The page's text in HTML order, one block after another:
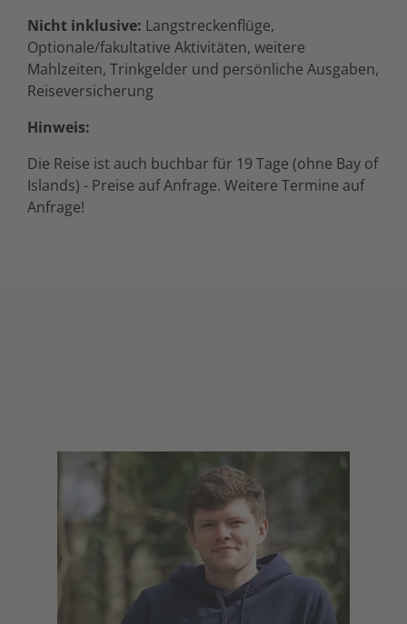
Nicht inklusive: Langstreckenflüge,
Optionale/fakultative Aktivitäten, weitere
Mahlzeiten, Trinkgelder und persönliche Ausgaben,
Reiseversicherung
Hinweis:
Die Reise ist auch buchbar für 19 Tage (ohne Bay of
Islands) - Preise auf Anfrage. Weitere Termine auf
Anfrage!